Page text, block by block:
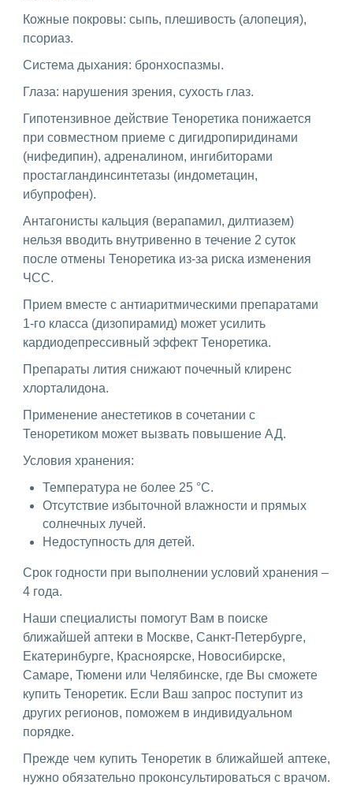
Кожные покровы: сыпь, плешивость (алопеция),
псориаз.
Система дыхания: бронхоспазмы.
Глаза: нарушения зрения, сухость глаз.
Гипотензивное действие Теноретика понижается
при совместном приеме с дигидропиридинами
(нифедипин), адреналином, ингибиторами
простагландинсинтетазы (индометацин,
ибупрофен).
Антагонисты кальция (верапамил, дилтиазем)
нельзя вводить внутривенно в течение 2 суток
после отмены Теноретика из-за риска изменения
ЧСС.
Прием вместе с антиаритмическими препаратами
1-го класса (дизопирамид) может усилить
кардиодепрессивный эффект Теноретика.
Препараты лития снижают почечный клиренс
хлорталидона.
Применение анестетиков в сочетании с
Теноретиком может вызвать повышение АД.
Условия хранения:
Температура не более 25 °С.
Отсутствие избыточной влажности и прямых
солнечных лучей.
Недоступность для детей.
Срок годности при выполнении условий хранения –
4 года.
Наши специалисты помогут Вам в поиске
ближайшей аптеки в Москве, Санкт-Петербурге,
Екатеринбурге, Красноярске, Новосибирске,
Самаре, Тюмени или Челябинске, где Вы сможете
купить Теноретик. Если Ваш запрос поступит из
других регионов, поможем в индивидуальном
порядке.
Прежде чем купить Теноретик в ближайшей аптеке,
нужно обязательно проконсультироваться с врачом.